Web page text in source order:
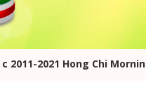
c 2011-2021 Hong Chi